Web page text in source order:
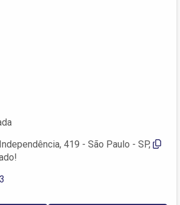
419 - São Paulo - SP,